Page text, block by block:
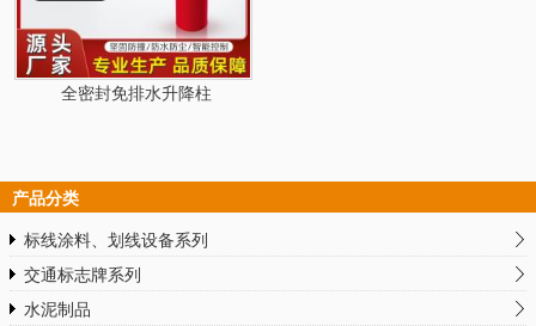
全密封免排水升降柱
产品分类
标线涂料、划线设备系列
交通标志牌系列
水泥制品